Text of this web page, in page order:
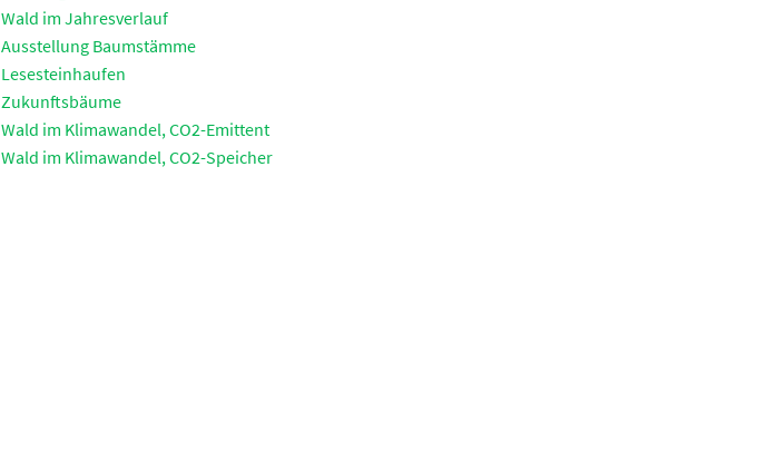
Wald im Jahresverlauf
Ausstellung Baumstämme
Lesesteinhaufen
Zukunftsbäume
Wald im Klimawandel, CO2-Emittent
Wald im Klimawandel, CO2-Speicher